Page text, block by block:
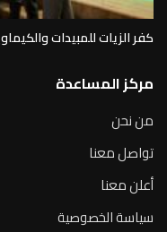
كفر الزيات للمبيدات
مركز المساعدة
من نحن
تواصل معنا
أعلن معنا
سياسة الخصوصية